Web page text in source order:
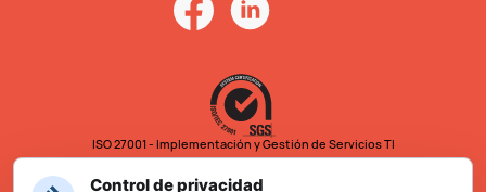
ISO 27001 - Implementación y Gestión de Servicios TI
Control de privacidad